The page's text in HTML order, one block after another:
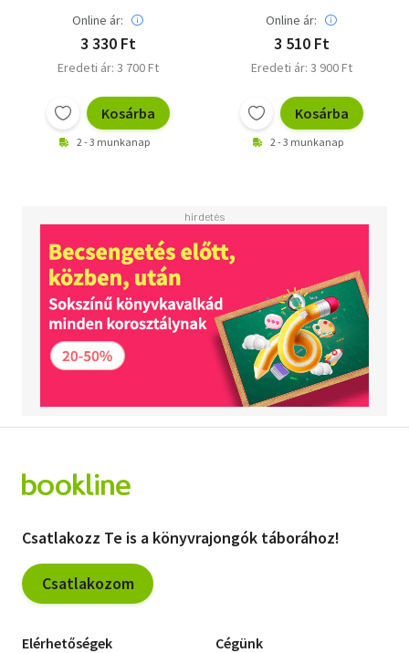
Online ár:
3 330 Ft
Eredeti ár: 3 700 Ft
Kosárba
2 - 3 munkanap
Online ár:
3 510 Ft
Eredeti ár: 3 900 Ft
Kosárba
2 - 3 munkanap
Csatlakozz Te is a könyvrajongók táborához!
Csatlakozom
Elérhetőségek Cégünk